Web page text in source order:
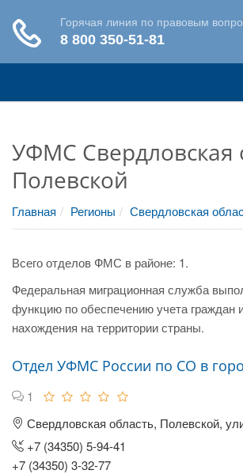
УФМС Свердловская
Полевской
Главная Регионы Свердловская
Всего отделов ФМС в районе: 1.
Федеральная миграционная служба
функцию по обеспечению учета граждан
нахождения на территории страны.
Отдел УФМС России по СО в
1
Свердловская область, Полевской,
+7 (34350) 5-94-41
+7 (34350) 3‑32-77